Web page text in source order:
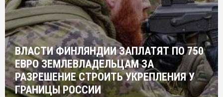
ВЛАСТИ ФИНЛЯНДИИ ЗАПЛАТЯТ ПО 750
ЕВРО ЗЕМЛЕВЛАДЕЛЬЦАМ ЗА
РАЗРЕШЕНИЕ СТРОИТЬ УКРЕПЛЕНИЯ У
ГРАНИЦЫ РОССИИ